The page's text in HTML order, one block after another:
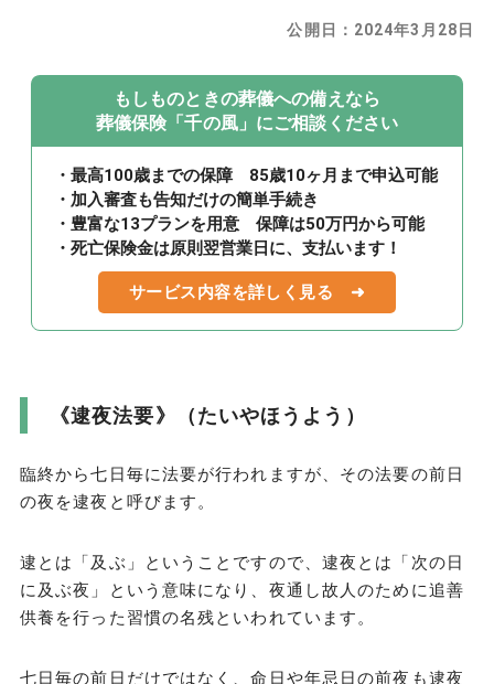
公開日： 2024年3月28日
もしものときの葬儀への備えなら
葬儀保険「千の風」にご相談ください
・最高100歳までの保障 85歳10ヶ月まで申込可能
・加入審査も告知だけの簡単手続き
・豊富な13プランを用意 保障は50万円から可能
・死亡保険金は原則翌営業日に、支払います！
サービス内容を詳しく見る ➜
《逮夜法要》（たいやほうよう）
臨終から七日毎に法要が行われますが、その法要の前日
の夜を逮夜と呼びます。
逮とは「及ぶ」ということですので、逮夜とは「次の日
に及ぶ夜」という意味になり、夜通し故人のために追善
供養を行った習慣の名残といわれています。
七日毎の前日だけではなく、命日や年忌日の前夜も逮夜